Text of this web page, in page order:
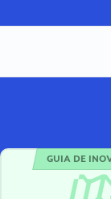
GUIA DE